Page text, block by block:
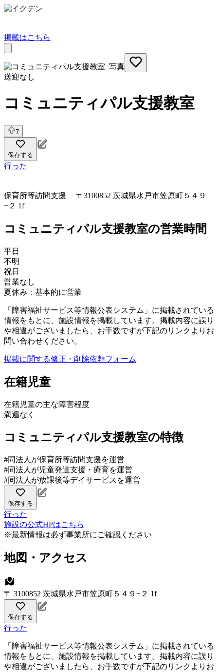
掲載はこちら
送迎なし
コミュニティパル支援教室
7
保存する
行った
保育所等訪問支援 〒3100852 茨城県水戸市笠原町５４９
−２ 1f
コミュニティパル支援教室の営業時間
平日
不明
祝日
営業なし
夏休み：基本的に営業
「障害福祉サービス等情報公表システム」に掲載されている
情報をもとに、施設情報を掲載しています。掲載内容に誤り
や相違がございましたら、お手数ですが下記のリンクよりお
問い合わせください。
掲載に関する修正・削除依頼フォーム
在籍児童
在籍児童の主な障害程度
満遍なく
コミュニティパル支援教室の特徴
#同法人が保育所等訪問支援を運営
#同法人が児童発達支援・療育を運営
#同法人が放課後等デイサービスを運営
保存する
行った
施設の公式HPはこちら
※最新情報は必ず事業所にご確認ください
地図・アクセス
〒 3100852 茨城県水戸市笠原町５４９−２ 1f
保存する
行った
「障害福祉サービス等情報公表システム」に掲載されている
情報をもとに、施設情報を掲載しています。掲載内容に誤り
や相違がございましたら、お手数ですが下記のリンクよりお